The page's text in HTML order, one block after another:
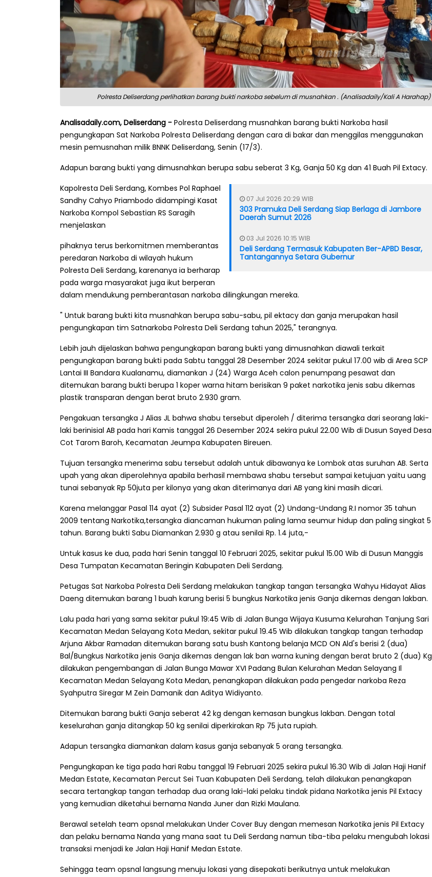
Polresta Deliserdang perlihatkan barang bukti narkoba sebelum di musnahkan . (Analisadaily/Kali A Harahap)
Analisadaily.com, Deliserdang - Polresta Deliserdang musnahkan barang bukti Narkoba hasil
pengungkapan Sat Narkoba Polresta Deliserdang dengan cara di bakar dan menggilas menggunakan
mesin pemusnahan milik BNNK Deliserdang, Senin (17/3).
Adapun barang bukti yang dimusnahkan berupa sabu seberat 3 Kg, Ganja 50 Kg dan 41 Buah Pil Extacy.
07 Jul 2026 20:29 WIB
303 Pramuka Deli Serdang Siap Berlaga di Jambore
Daerah Sumut 2026
03 Jul 2026 10:15 WIB
Deli Serdang Termasuk Kabupaten Ber-APBD Besar,
Tantangannya Setara Gubernur
Kapolresta Deli Serdang, Kombes Pol Raphael
Sandhy Cahyo Priambodo didampingi Kasat
Narkoba Kompol Sebastian RS Saragih
menjelaskan
pihaknya terus berkomitmen memberantas
peredaran Narkoba di wilayah hukum
Polresta Deli Serdang, karenanya ia berharap
pada warga masyarakat juga ikut berperan
dalam mendukung pemberantasan narkoba dilingkungan mereka.
" Untuk barang bukti kita musnahkan berupa sabu-sabu, pil ektacy dan ganja merupakan hasil
pengungkapan tim Satnarkoba Polresta Deli Serdang tahun 2025," terangnya.
Lebih jauh dijelaskan bahwa pengungkapan barang bukti yang dimusnahkan diawali terkait
pengungkapan barang bukti pada Sabtu tanggal 28 Desember 2024 sekitar pukul 17.00 wib di Area SCP
Lantai III Bandara Kualanamu, diamankan J (24) Warga Aceh calon penumpang pesawat dan
ditemukan barang bukti berupa 1 koper warna hitam berisikan 9 paket narkotika jenis sabu dikemas
plastik transparan dengan berat bruto 2.930 gram.
Pengakuan tersangka J Alias JL bahwa shabu tersebut diperoleh / diterima tersangka dari seorang laki-
laki berinisial AB pada hari Kamis tanggal 26 Desember 2024 sekira pukul 22.00 Wib di Dusun Sayed Desa
Cot Tarom Baroh, Kecamatan Jeumpa Kabupaten Bireuen.
Tujuan tersangka menerima sabu tersebut adalah untuk dibawanya ke Lombok atas suruhan AB. Serta
upah yang akan diperolehnya apabila berhasil membawa shabu tersebut sampai ketujuan yaitu uang
tunai sebanyak Rp 50juta per kilonya yang akan diterimanya dari AB yang kini masih dicari.
Karena melanggar Pasal 114 ayat (2) Subsider Pasal 112 ayat (2) Undang-Undang R.I nomor 35 tahun
2009 tentang Narkotika,tersangka diancaman hukuman paling lama seumur hidup dan paling singkat 5
tahun. Barang bukti Sabu Diamankan 2.930 g atau senilai Rp. 1.4 juta,-
Untuk kasus ke dua, pada hari Senin tanggal 10 Februari 2025, sekitar pukul 15.00 Wib di Dusun Manggis
Desa Tumpatan Kecamatan Beringin Kabupaten Deli Serdang.
Petugas Sat Narkoba Polresta Deli Serdang melakukan tangkap tangan tersangka Wahyu Hidayat Alias
Daeng ditemukan barang 1 buah karung berisi 5 bungkus Narkotika jenis Ganja dikemas dengan lakban.
Lalu pada hari yang sama sekitar pukul 19:45 Wib di Jalan Bunga Wijaya Kusuma Kelurahan Tanjung Sari
Kecamatan Medan Selayang Kota Medan, sekitar pukul 19.45 Wib dilakukan tangkap tangan terhadap
Arjuna Akbar Ramadan ditemukan barang satu bush Kantong belanja MCD ON Ald's berisi 2 (dua)
Bal/Bungkus Narkotika jenis Ganja dikemas dengan lak ban warna kuning dengan berat bruto 2 (dua) Kg
dilakukan pengembangan di Jalan Bunga Mawar XVI Padang Bulan Kelurahan Medan Selayang Il
Kecamatan Medan Selayang Kota Medan, penangkapan dilakukan pada pengedar narkoba Reza
Syahputra Siregar M Zein Damanik dan Aditya Widiyanto.
Ditemukan barang bukti Ganja seberat 42 kg dengan kemasan bungkus lakban. Dengan total
keselurahan ganja ditangkap 50 kg senilai diperkirakan Rp 75 juta rupiah.
Adapun tersangka diamankan dalam kasus ganja sebanyak 5 orang tersangka.
Pengungkapan ke tiga pada hari Rabu tanggal 19 Februari 2025 sekira pukul 16.30 Wib di Jalan Haji Hanif
Medan Estate, Kecamatan Percut Sei Tuan Kabupaten Deli Serdang, telah dilakukan penangkapan
secara tertangkap tangan terhadap dua orang laki-laki pelaku tindak pidana Narkotika jenis Pil Extacy
yang kemudian diketahui bernama Nanda Juner dan Rizki Maulana.
Berawal setelah team opsnal melakukan Under Cover Buy dengan memesan Narkotika jenis Pil Extacy
dan pelaku bernama Nanda yang mana saat tu Deli Serdang namun tiba-tiba pelaku mengubah lokasi
transaksi menjadi ke Jalan Haji Hanif Medan Estate.
Sehingga team opsnal langsung menuju lokasi yang disepakati berikutnya untuk melakukan